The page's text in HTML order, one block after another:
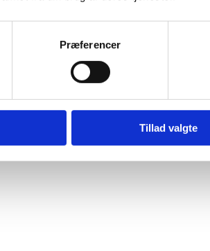
Præferencer
Tillad valgte